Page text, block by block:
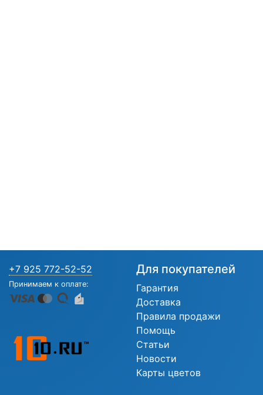
+7 925 772-52-52
Принимаем к оплате:
Для покупателей
Гарантия
Доставка
Правила продажи
Помощь
Статьи
Новости
Карты цветов